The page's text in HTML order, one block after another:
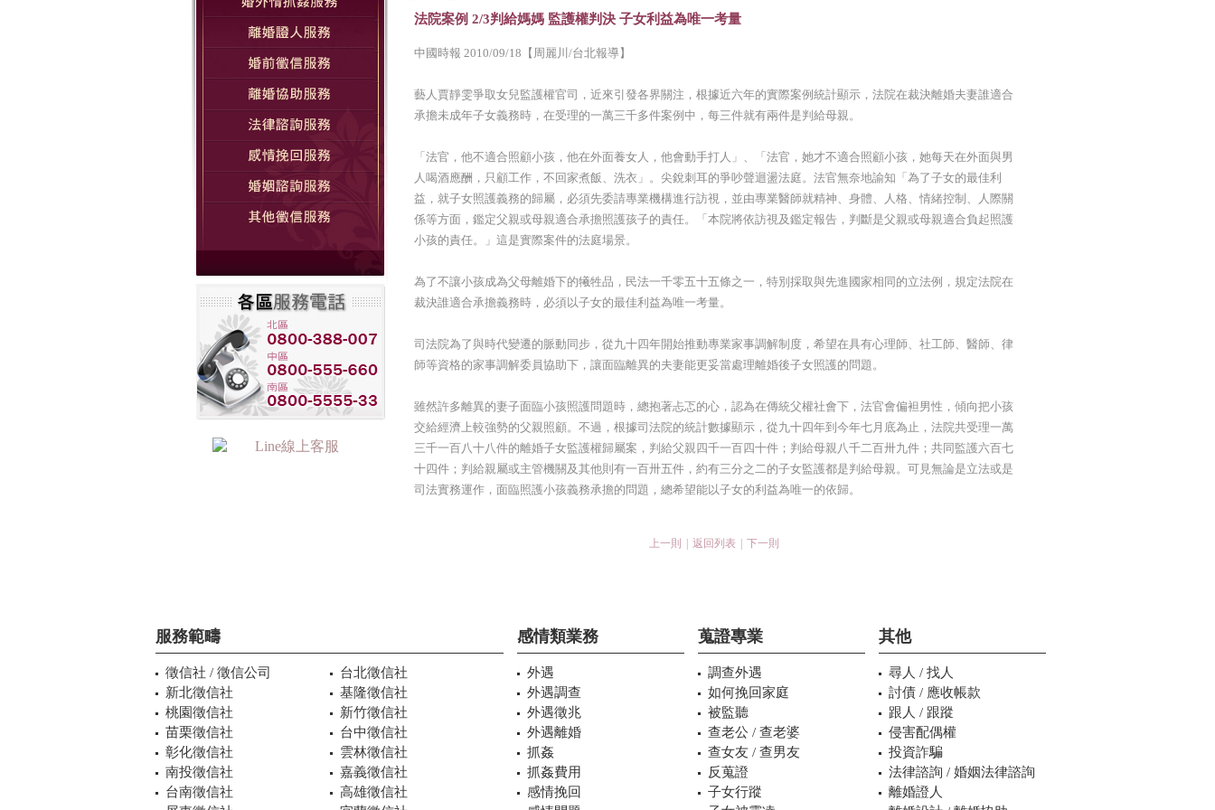
法院案例 2/3判給媽媽 監護權判決 子女利益為唯一考量
中國時報 2010/09/18【周麗川/台北報導】
藝人賈靜雯爭取女兒監護權官司，近來引發各界關注，根據近六年的實際案例統計顯示，法院在裁決離婚夫妻誰適合
承擔未成年子女義務時，在受理的一萬三千多件案例中，每三件就有兩件是判給母親。
「法官，他不適合照顧小孩，他在外面養女人，他會動手打人」、「法官，她才不適合照顧小孩，她每天在外面與男
人喝酒應酬，只顧工作，不回家煮飯、洗衣」。尖銳刺耳的爭吵聲迴盪法庭。法官無奈地諭知「為了子女的最佳利
益，就子女照護義務的歸屬，必須先委請專業機構進行訪視，並由專業醫師就精神、身體、人格、情緒控制、人際關
係等方面，鑑定父親或母親適合承擔照護孩子的責任。「本院將依訪視及鑑定報告，判斷是父親或母親適合負起照護
小孩的責任。」這是實際案件的法庭場景。
為了不讓小孩成為父母離婚下的犧牲品，民法一千零五十五條之一，特別採取與先進國家相同的立法例，規定法院在
裁決誰適合承擔義務時，必須以子女的最佳利益為唯一考量。
司法院為了與時代變遷的脈動同步，從九十四年開始推動專業家事調解制度，希望在具有心理師、社工師、醫師、律
師等資格的家事調解委員協助下，讓面臨離異的夫妻能更妥當處理離婚後子女照護的問題。
雖然許多離異的妻子面臨小孩照護問題時，總抱著忐忑的心，認為在傳統父權社會下，法官會偏袒男性，傾向把小孩
交給經濟上較強勢的父親照顧。不過，根據司法院的統計數據顯示，從九十四年到今年七月底為止，法院共受理一萬
三千一百八十八件的離婚子女監護權歸屬案，判給父親四千一百四十件；判給母親八千二百卅九件；共同監護六百七
十四件；判給親屬或主管機關及其他則有一百卅五件，約有三分之二的子女監護都是判給母親。可見無論是立法或是
司法實務運作，面臨照護小孩義務承擔的問題，總希望能以子女的利益為唯一的依歸。
上一則 返回列表 下一則
服務範疇
徵信社 / 徵信公司
台北徵信社
新北徵信社
基隆徵信社
桃園徵信社
新竹徵信社
苗栗徵信社
台中徵信社
彰化徵信社
雲林徵信社
南投徵信社
嘉義徵信社
台南徵信社
高雄徵信社
感情類業務
外遇
外遇調查
外遇徵兆
外遇離婚
抓姦
抓姦費用
感情挽回
蒐證專業
調查外遇
如何挽回家庭
被監聽
查老公 / 查老婆
查女友 / 查男友
反蒐證
子女行蹤
其他
尋人 / 找人
討債 / 應收帳款
跟人 / 跟蹤
侵害配偶權
投資詐騙
法律諮詢 / 婚姻法律諮詢
離婚證人